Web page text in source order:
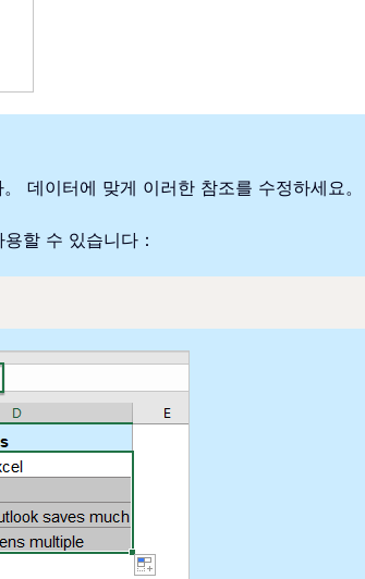
데이터에 맞게 이러한 참조를 수정하세요。
할 수 있습니다：